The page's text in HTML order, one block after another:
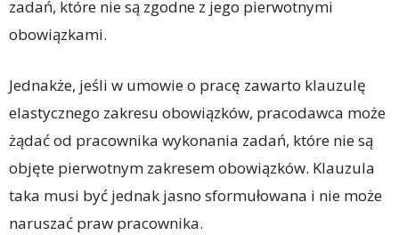
zadań, które nie są zgodne z jego pierwotnymi
obowiązkami.
Jednakże, jeśli w umowie o pracę zawarto klauzulę
elastycznego zakresu obowiązków, pracodawca może
żądać od pracownika wykonania zadań, które nie są
objęte pierwotnym zakresem obowiązków. Klauzula
taka musi być jednak jasno sformułowana i nie może
naruszać praw pracownika.